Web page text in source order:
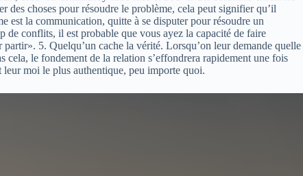
des choses pour résoudre le problème, cela peut signifier qu’il
est la communication, quitte à se disputer pour résoudre un
de conflits, il est probable que vous ayez la capacité de faire
5. Quelqu’un cache la vérité. Lorsqu’on leur demande quelle
cela, le fondement de la relation s’effondrera rapidement une fois
leur moi le plus authentique, peu importe quoi.